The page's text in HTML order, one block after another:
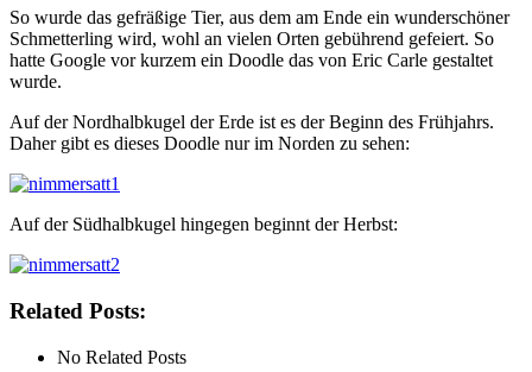
So wurde das gefräßige Tier, aus dem am Ende ein wunderschöner
Schmetterling wird, wohl an vielen Orten gebührend gefeiert. So
hatte Google vor kurzem ein Doodle das von Eric Carle gestaltet
wurde.
Auf der Nordhalbkugel der Erde ist es der Beginn des Frühjahrs.
Daher gibt es dieses Doodle nur im Norden zu sehen:
Auf der Südhalbkugel hingegen beginnt der Herbst:
Related Posts:
No Related Posts